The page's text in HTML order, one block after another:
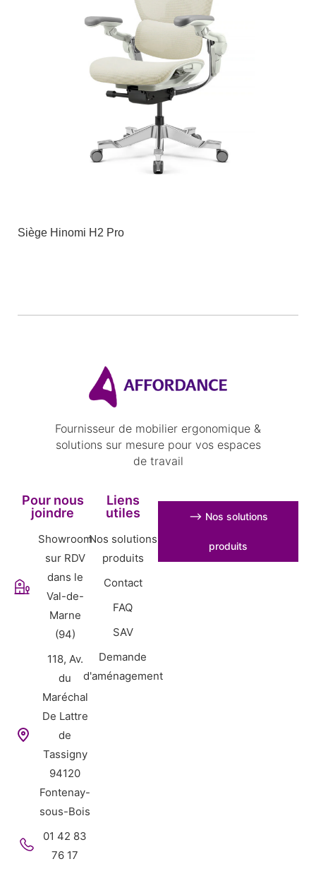
Siège Hinomi H2 Pro
Fournisseur de mobilier ergonomique &
solutions sur mesure pour vos espaces
de travail
Pour nous
joindre
Showroom
sur RDV
dans le
Val-de-
Marne
(94)
118, Av.
du
Maréchal
De Lattre
de
Tassigny
94120
Fontenay-
sous-Bois
01 42 83
76 17
Liens
utiles
Nos solutions
produits
Contact
FAQ
SAV
Demande
d'aménagement
⟶ Nos solutions
produits